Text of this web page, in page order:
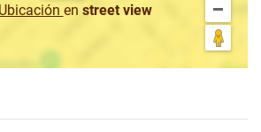
en street view